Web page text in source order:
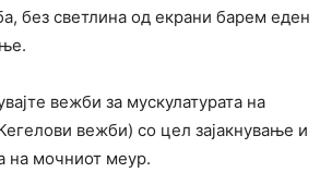
без светлина од екрани барем еден
вежби за мускулатурата на
вежби) со цел зајакнување и
на мочниот меур.